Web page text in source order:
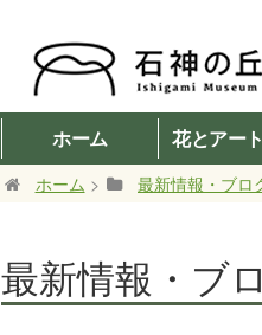
ホーム 花とアー
ホーム > 最新情報・ブロ
最新情報・ブ